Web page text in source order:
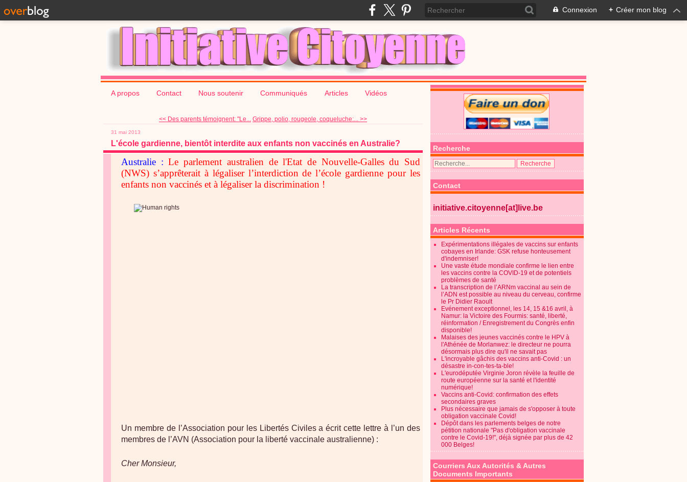
Connexion + Créer mon blog
A propos Contact Nous soutenir Communiqués Articles Vidéos
<< Des parents témoignent: "Le... Grippe, polio, rougeole, coqueluche:... >>
31 mai 2013
L'école gardienne, bientôt interdite aux enfants non vaccinés en Australie?
Australie : Le parlement australien de l'Etat de Nouvelle-Galles du Sud
(NWS) s’apprêterait à légaliser l’interdiction de l’école gardienne pour les
enfants non vaccinés et à légaliser la discrimination !
Un membre de l’Association pour les Libertés Civiles a écrit cette lettre à l’un des
membres de l’AVN (Association pour la liberté vaccinale australienne) :
Cher Monsieur,
Recherche
Contact
initiative.citoyenne[at]live.be
Articles Récents
Expérimentations illégales de vaccins sur enfants
cobayes en Irlande: GSK refuse honteusement
d'indemniser!
Une vaste étude mondiale confirme le lien entre
les vaccins contre la COVID-19 et de potentiels
problèmes de santé
La transcription de l’ARNm vaccinal au sein de
l’ADN est possible au niveau du cerveau, confirme
le Pr Didier Raoult
Evénement exceptionnel, les 14, 15 &16 avril, à
Namur: la Victoire des Fourmis: santé, liberté,
réinformation / Enregistrement du Congrès enfin
disponible!
Malaises des jeunes vaccinés contre le HPV à
l'Athénée de Morlanwez: le directeur ne pourra
désormais plus dire qu'il ne savait pas
L'incroyable gâchis des vaccins anti-Covid : un
désastre in-con-tes-ta-ble!
L'eurodéputée Virginie Joron révèle la feuille de
route européenne sur la santé et l'identité
numérique!
Vaccins anti-Covid: confirmation des effets
secondaires graves
Plus nécessaire que jamais de s'opposer à toute
obligation vaccinale Covid!
Dépôt dans les parlements belges de notre
pétition nationale "Pas d'obligation vaccinale
contre le Covid-19!", déjà signée par plus de 42
000 Belges!
Courriers Aux Autorités & Autres
Documents Importants